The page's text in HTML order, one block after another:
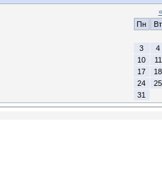
«
Пн
Вт
3
4
10
11
17
18
24
25
31